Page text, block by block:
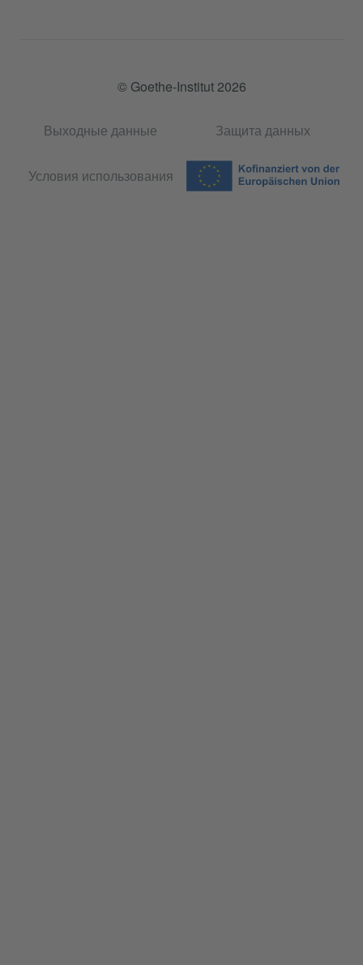
© Goethe-Institut 2026
Выходные данные Защита данных
Условия использования